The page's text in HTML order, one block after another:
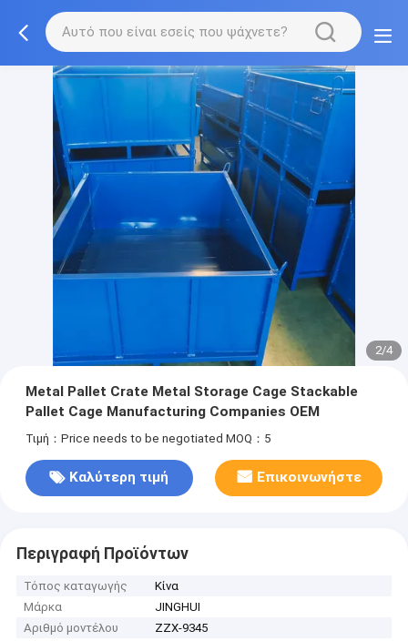
2/4
Metal Pallet Crate Metal Storage Cage Stackable
Pallet Cage Manufacturing Companies OEM
Τιμή：Price needs to be negotiated MOQ：5
Καλύτερη τιμή Επικοινωνήστε
Περιγραφή Προϊόντων
Τόπος καταγωγής
Κίνα
Μάρκα
JINGHUI
Αριθμό μοντέλου
ZZX-9345